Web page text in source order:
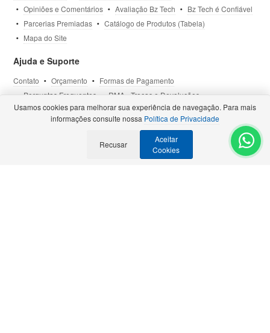
Opiniões e Comentários
Avaliação Bz Tech
Bz Tech é Confiável
Parcerias Premiadas
Catálogo de Produtos (Tabela)
Mapa do Site
Ajuda e Suporte
Contato Orçamento
Formas de Pagamento
Perguntas Frequentes
RMA - Trocas e Devoluções
Política de Privacidade
Termos de Uso Site Seguro
Selos e Certificações- Veja todas as Parcerias Premiadas
Usamos cookies para melhorar sua experiência de navegação. Para mais
informações consulte nossa Política de Privacidade
Recusar
Aceitar
Cookies